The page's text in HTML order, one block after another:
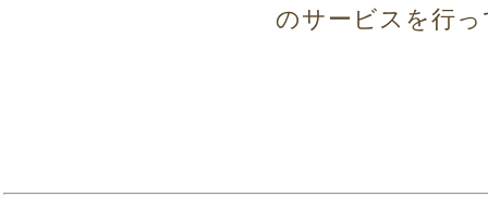
のサービスを行